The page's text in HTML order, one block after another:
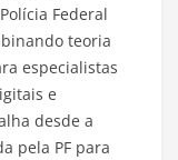
Federal
teoria
especialistas
e
desde a
pela PF para